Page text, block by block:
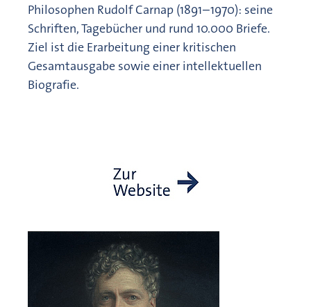
Philosophen Rudolf Carnap (1891–1970): seine
Schriften, Tagebücher und rund 10.000 Briefe.
Ziel ist die Erarbeitung einer kritischen
Gesamtausgabe sowie einer intellektuellen
Biografie.